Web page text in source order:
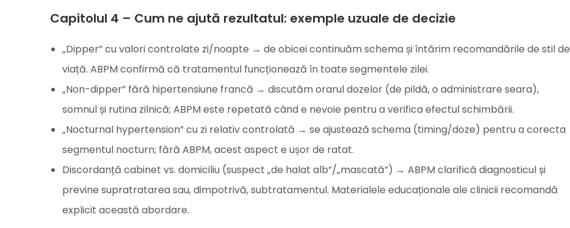
Capitolul 4 – Cum ne ajută rezultatul: exemple uzuale de decizie
„Dipper” cu valori controlate zi/noapte → de obicei continuăm schema și întărim recomandările de stil de
viață. ABPM confirmă că tratamentul funcționează în toate segmentele zilei.
„Non-dipper” fără hipertensiune francă → discutăm orarul dozelor (de pildă, o administrare seara),
somnul și rutina zilnică; ABPM este repetată când e nevoie pentru a verifica efectul schimbării.
„Nocturnal hypertension” cu zi relativ controlată → se ajustează schema (timing/doze) pentru a corecta
segmentul nocturn; fără ABPM, acest aspect e ușor de ratat.
Discordanță cabinet vs. domiciliu (suspect „de halat alb”/„mascată”) → ABPM clarifică diagnosticul și
previne supratratarea sau, dimpotrivă, subtratamentul. Materialele educaționale ale clinicii recomandă
explicit această abordare.